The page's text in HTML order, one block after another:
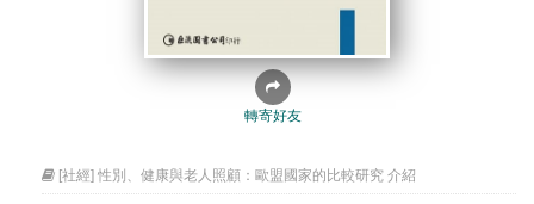
轉寄好友
[社經] 性別、健康與老人照顧：歐盟國家的比較研究 介紹